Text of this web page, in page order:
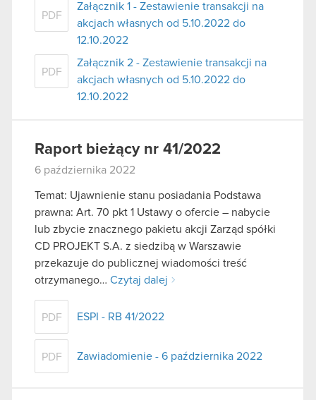
PDF
Załącznik 1 - Zestawienie transakcji na
akcjach własnych od 5.10.2022 do
12.10.2022
PDF
Załącznik 2 - Zestawienie transakcji na
akcjach własnych od 5.10.2022 do
12.10.2022
Raport bieżący nr 41/2022
6 października 2022
Temat: Ujawnienie stanu posiadania Podstawa
prawna: Art. 70 pkt 1 Ustawy o ofercie – nabycie
lub zbycie znacznego pakietu akcji Zarząd spółki
CD PROJEKT S.A. z siedzibą w Warszawie
przekazuje do publicznej wiadomości treść
otrzymanego… Czytaj dalej
PDF ESPI - RB 41/2022
PDF Zawiadomienie - 6 października 2022